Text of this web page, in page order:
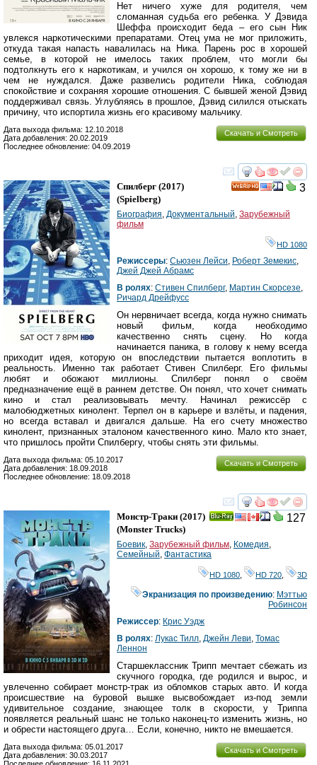
Нет ничего хуже для родителя, чем
сломанная судьба его ребенка. У Дэвида
Шеффа происходит беда – его сын Ник
увлекся наркотическими препаратами. Отец ума не мог приложить,
откуда такая напасть навалилась на Ника. Парень рос в хорошей
семье, в которой не имелось таких проблем, что могли бы
подтолкнуть его к наркотикам, и учился он хорошо, к тому же ни в
чем не нуждался. Даже развелись родители Ника, соблюдая
спокойствие и сохраняя хорошие отношения. С бывшей женой Дэвид
поддерживал связь. Углубляясь в прошлое, Дэвид силился отыскать
причину, что испортила жизнь его красивому мальчику.
Скачать и Смотреть
Дата выхода фильма: 12.10.2018
Дата добавления: 20.02.2019
Последнее обновление: 04.09.2019
смотреть
3
Спилберг (2017)
(Spielberg)
Биография, Документальный, Зарубежный
фильм
HD 1080
Режиссеры: Сьюзен Лейси, Роберт Земекис,
Джей Джей Абрамс
В ролях: Стивен Спилберг, Мартин Скорсезе,
Ричард Дрейфусс
Он нервничает всегда, когда нужно снимать
новый фильм, когда необходимо
качественно снять сцену. Но когда
начинается паника, в голову к нему всегда
приходит идея, которую он впоследствии пытается воплотить в
реальность. Именно так работает Стивен Спилберг. Его фильмы
любят и обожают миллионы. Спилберг понял о своём
предназначение ещё в раннем детстве. Он понял, что хочет снимать
кино и стал реализовывать мечту. Начинал режиссёр с
малобюджетных кинолент. Терпел он в карьере и взлёты, и падения,
но всегда вставал и двигался дальше. На его счету множество
кинолент, признанных эталоном качественного кино. Мало кто знает,
что пришлось пройти Спилбергу, чтобы снять эти фильмы.
Скачать и Смотреть
Дата выхода фильма: 05.10.2017
Дата добавления: 18.09.2018
Последнее обновление: 18.09.2018
смотреть
127
Монстр-Траки (2017)
(Monster Trucks)
Боевик, Зарубежный фильм, Комедия,
Семейный, Фантастика
HD 1080 HD 720 3D
Экранизация по произведению: Мэттью
Робинсон
Режиссер: Крис Уэдж
В ролях: Лукас Тилл, Джейн Леви, Томас
Леннон
Старшеклассник Трипп мечтает сбежать из
скучного городка, где родился и вырос, и
увлеченно собирает монстр-трак из обломков старых авто. И когда
происшествие на буровой вышке высвобождает из-под земли
удивительное создание, знающее толк в скорости, у Триппа
появляется реальный шанс не только наконец-то изменить жизнь, но
и обрести настоящего друга… Если, конечно, никто не вмешается.
Скачать и Смотреть
Дата выхода фильма: 05.01.2017
Дата добавления: 30.03.2017